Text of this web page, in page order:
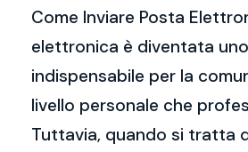
Come Inviare Posta
elettronica è diventata
indispensabile per la
livello personale che
Tuttavia, quando si tratta